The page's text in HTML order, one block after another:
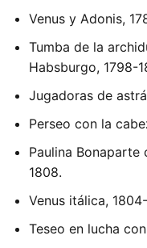
Venus y Adonis,
Tumba de la
Habsburgo, 1798-
Jugadoras de
Perseo con la
Paulina
1808.
Venus itálica,
Teseo en lucha